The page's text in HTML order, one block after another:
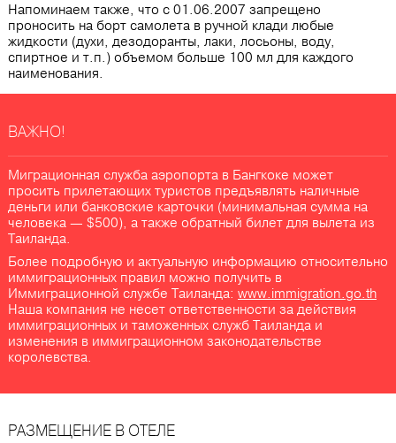
Напоминаем также, что с 01.06.2007 запрещено
проносить на борт самолета в ручной клади любые
жидкости (духи, дезодоранты, лаки, лосьоны, воду,
спиртное и т.п.) объемом больше 100 мл для каждого
наименования.
ВАЖНО!
Миграционная служба аэропорта в Бангкоке может
просить прилетающих туристов предъявлять наличные
деньги или банковские карточки (минимальная сумма на
человека — $500), а также обратный билет для вылета из
Таиланда.
Более подробную и актуальную информацию относительно
иммиграционных правил можно получить в
Иммиграционной службе Таиланда: www.immigration.go.th
Наша компания не несет ответственности за действия
иммиграционных и таможенных служб Таиланда и
изменения в иммиграционном законодательстве
королевства.
РАЗМЕЩЕНИЕ В ОТЕЛЕ